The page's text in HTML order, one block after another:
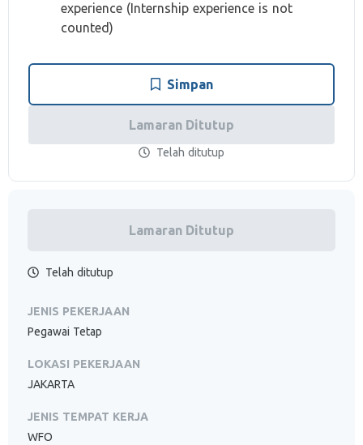
experience (Internship experience is not
counted)
Simpan
Lamaran Ditutup
Telah ditutup
Lamaran Ditutup
Telah ditutup
JENIS PEKERJAAN
Pegawai Tetap
LOKASI PEKERJAAN
JAKARTA
JENIS TEMPAT KERJA
WFO